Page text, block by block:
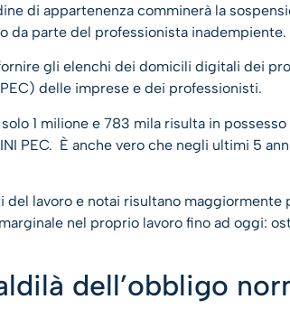
di appartenenza comminerà la
da parte del professionista inadempiente.
gli elenchi dei domicili digitali dei
delle imprese e dei professionisti.
1 milione e 783 mila risulta in
PEC. È anche vero che negli ultimi 5
del lavoro e notai risultano
nel proprio lavoro fino ad oggi:
dell’obbligo